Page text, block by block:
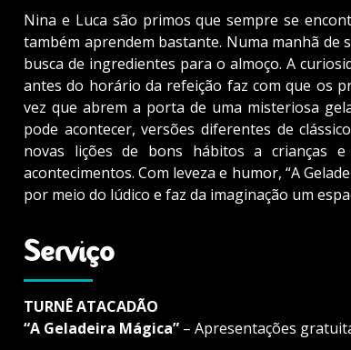
Nina e Luca são primos que sempre se
também aprendem bastante. Numa manhã de
busca de ingredientes para o almoço. A
antes do horário da refeição faz com que os
vez que abrem a porta de uma misteriosa
pode acontecer, versões diferentes de
novas lições de bons hábitos a crianças
acontecimentos. Com leveza e humor, “A
por meio do lúdico e faz da imaginação um
Serviço
TURNÊ ATACADÃO
“A Geladeira Mágica” – Apresentações